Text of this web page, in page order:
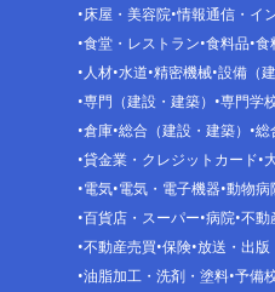
床屋・美容院 情報通信・イ
食堂・レストラン 食料品 食
人材 水道 精密機械 設備（
専門（建設・建築）
専門学
倉庫 総合（建設・建築）
総
貸金業・クレジットカード
電気 電気・電子機器 動物病
百貨店・スーパー 病院 不動
不動産売買 保険 放送・出版
油脂加工・洗剤・塗料 予備